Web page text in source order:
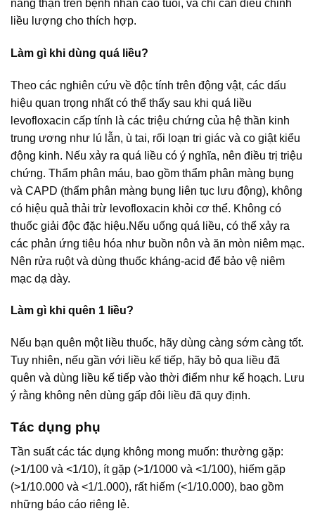
năng thận trên bệnh nhân cao tuổi, và chỉ cần điều chỉnh
liều lượng cho thích hợp.
Làm gì khi dùng quá liều?
Theo các nghiên cứu về độc tính trên động vật, các dấu
hiệu quan trọng nhất có thể thấy sau khi quá liều
levofloxacin cấp tính là các triệu chứng của hệ thần kinh
trung ương như lú lẫn, ù tai, rối loạn tri giác và co giật kiểu
động kinh. Nếu xảy ra quá liều có ý nghĩa, nên điều trị triệu
chứng. Thẩm phân máu, bao gồm thẩm phân màng bụng
và CAPD (thẩm phân màng bụng liên tục lưu động), không
có hiệu quả thải trừ levofloxacin khỏi cơ thể. Không có
thuốc giải độc đặc hiệu.Nếu uống quá liều, có thể xảy ra
các phản ứng tiêu hóa như buồn nôn và ăn mòn niêm mạc.
Nên rửa ruột và dùng thuốc kháng-acid để bảo vệ niêm
mạc dạ dày.
Làm gì khi quên 1 liều?
Nếu bạn quên một liều thuốc, hãy dùng càng sớm càng tốt.
Tuy nhiên, nếu gần với liều kế tiếp, hãy bỏ qua liều đã
quên và dùng liều kế tiếp vào thời điểm như kế hoạch. Lưu
ý rằng không nên dùng gấp đôi liều đã quy định.
Tác dụng phụ
Tần suất các tác dụng không mong muốn: thường gặp:
(>1/100 và <1/10), ít gặp (>1/1000 và <1/100), hiếm gặp
(>1/10.000 và <1/1.000), rất hiếm (<1/10.000), bao gồm
những báo cáo riêng lẻ.